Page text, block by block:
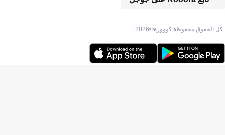
كل الحقوق محفوظة كووورة©2026